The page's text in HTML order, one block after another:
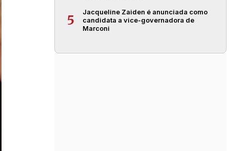
5
Jacqueline Zaiden é anunciada como
candidata a vice-governadora de
Marconi